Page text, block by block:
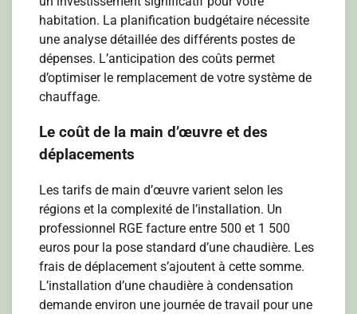
habitation. La planification budgétaire nécessite
une analyse détaillée des différents postes de
dépenses. L’anticipation des coûts permet
d’optimiser le remplacement de votre système de
chauffage.
Le coût de la main d’œuvre et des
déplacements
Les tarifs de main d’œuvre varient selon les
régions et la complexité de l’installation. Un
professionnel RGE facture entre 500 et 1 500
euros pour la pose standard d’une chaudière. Les
frais de déplacement s’ajoutent à cette somme.
L’installation d’une chaudière à condensation
demande environ une journée de travail pour une